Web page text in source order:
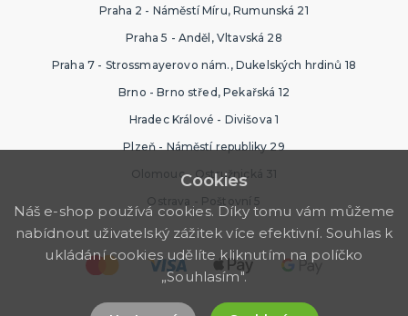
Praha 2 - Náměstí Míru, Rumunská 21
Praha 5 - Anděl, Vltavská 28
Praha 7 - Strossmayerovo nám., Dukelských hrdinů 18
Brno - Brno střed, Pekařská 12
Hradec Králové - Divišova 1
Plzeň - Náměstí republiky 29
Olomouc - Ostružnická 31
Ostrava - Poštovní 5
Cookies
Náš e-shop používá cookies. Díky tomu vám můžeme
nabídnout uživatelský zážitek více efektivní. Souhlas k
ukládání cookies udělíte kliknutím na políčko
„Souhlasím".